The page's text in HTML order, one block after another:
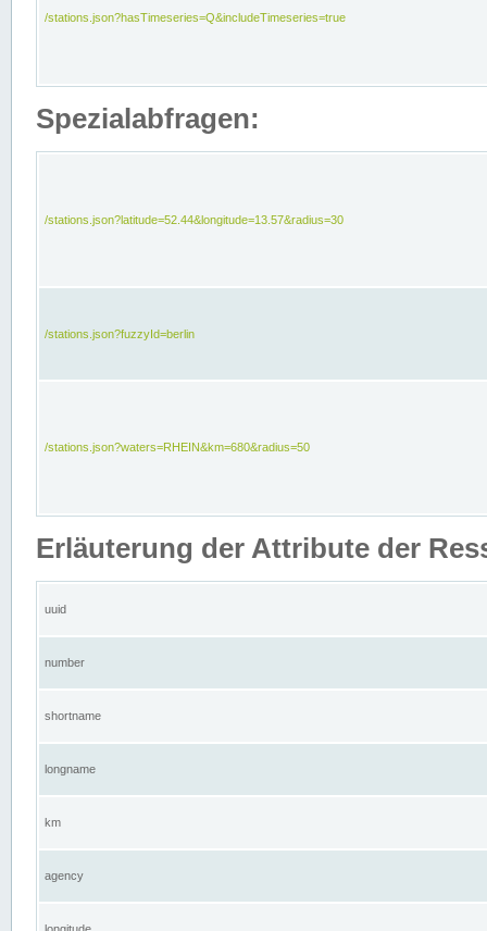
/stations.json?hasTimeseries=Q&includeTimeseries=true
Spezialabfragen:
/stations.json?latitude=52.44&longitude=13.57&radius=30
/stations.json?fuzzyId=berlin
/stations.json?waters=RHEIN&km=680&radius=50
Erläuterung der Attribute der
uuid
number
shortname
longname
km
agency